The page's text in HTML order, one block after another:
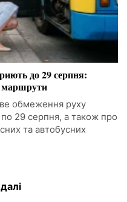
до 29 серпня:
маршрути
обмеження руху
29 серпня, а також про
та автобусних